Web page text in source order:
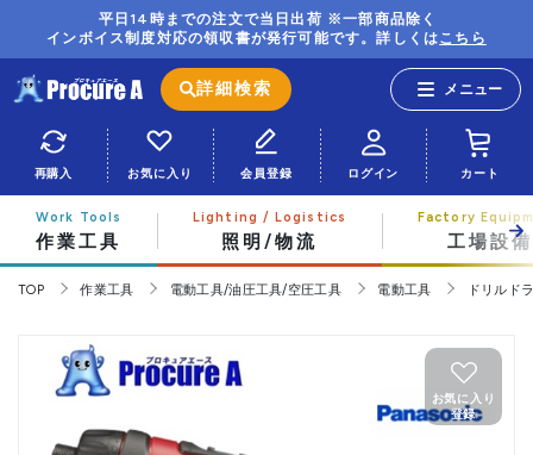
平日14時までの注文で当日出荷 ※一部商品除く
インボイス制度対応の領収書が発行可能です。詳しくはこちら
詳細検索
再購入 お気に入り 会員登録 ログイン カート
作業工具 照明/物流 工場設備
TOP 作業工具 電動工具/油圧工具/空圧工具 電動工具 ドリルド
お気に入り
登録